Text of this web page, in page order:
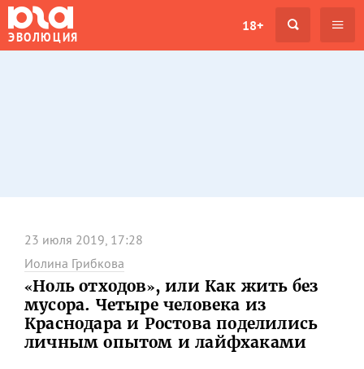
ЭВОЛЮЦИЯ
18+
23 июля 2019, 17:28
Иолина Грибкова
«Ноль отходов», или Как жить без
мусора. Четыре человека из
Краснодара и Ростова поделились
личным опытом и лайфхаками